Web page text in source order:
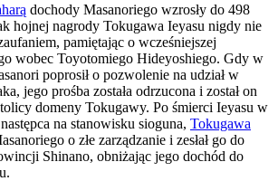
dochody Masanoriego wzrosły do 498
hojnej nagrody Tokugawa Ieyasu nigdy nie
pamiętając o wcześniejszej
wobec Toyotomiego Hideyoshiego. Gdy w
poprosił o pozwolenie na udział w
jego prośba została odrzucona i został on
domeny Tokugawy. Po śmierci Ieyasu w
na stanowisku sioguna, Tokugawa
o złe zarządzanie i zesłał go do
Shinano, obniżając jego dochód do